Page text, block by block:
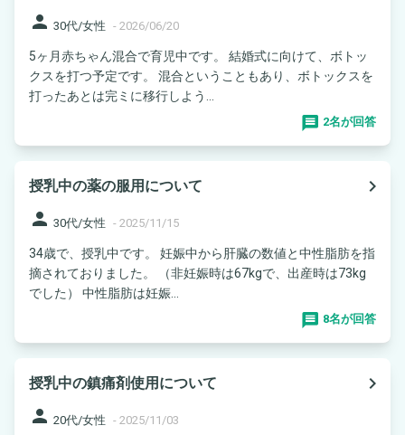
person 30代/女性 - 2026/06/20
5ヶ月赤ちゃん混合で育児中です。 結婚式に向けて、ボトッ
クスを打つ予定です。 混合ということもあり、ボトックスを
打ったあとは完ミに移行しよう...
2名が回答
授乳中の薬の服用について
navigate_next
person 30代/女性 - 2025/11/15
34歳で、授乳中です。 妊娠中から肝臓の数値と中性脂肪を指
摘されておりました。 （非妊娠時は67kgで、出産時は73kg
でした） 中性脂肪は妊娠...
8名が回答
授乳中の鎮痛剤使用について
navigate_next
person 20代/女性 - 2025/11/03